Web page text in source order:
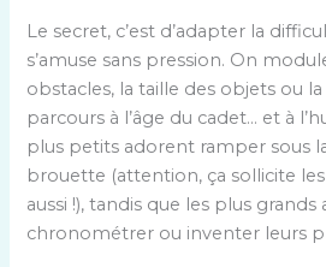
Le secret, c’est d’adapter la
s’amuse sans pression. On
obstacles, la taille des objets ou
parcours à l’âge du cadet… et à
plus petits adorent ramper sous
brouette (attention, ça sollicite
aussi !), tandis que les plus grands
chronométrer ou inventer leurs